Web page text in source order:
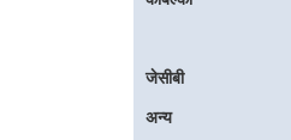
जेसीबी
अन्य